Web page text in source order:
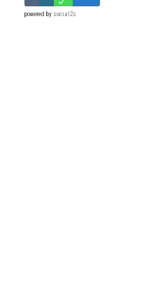
powered by social2s